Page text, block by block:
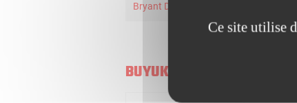
Bryant Dunston
BUYUKCEKMECE
Ce site utilise